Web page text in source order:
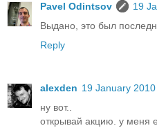
Pavel Odintsov
19
Выдано, это был
Reply
alexden 19 January
ну вот..
открывай акцию. у меня